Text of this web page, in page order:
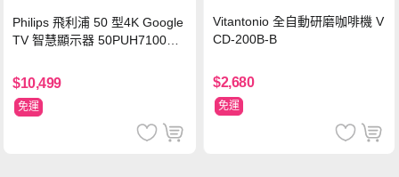
Philips 飛利浦 50 型4K Google
TV 智慧顯示器 50PUH7100
$10,499
免運
Vitantonio 全自動研磨咖啡機 V
CD-200B-B
$2,680
免運